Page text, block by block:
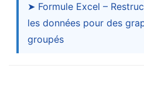
➤ Formule Excel –
les données pour des
groupés